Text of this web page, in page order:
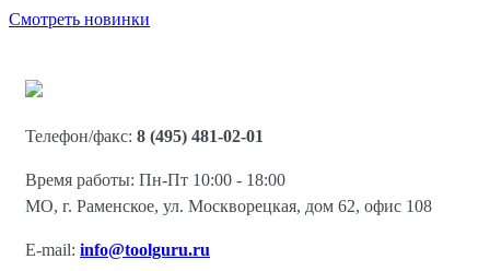
Смотреть новинки
Телефон/факс: 8 (495) 481-02-01
Время работы: Пн-Пт 10:00 - 18:00
МО, г. Раменское, ул. Москворецкая, дом 62, офис 108
E-mail: info@toolguru.ru